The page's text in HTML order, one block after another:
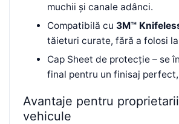
muchii și canale adânci.
Compatibilă cu 3M™
tăieturi curate, fără a folosi
Cap Sheet de protecție – se
final pentru un finisaj
Avantaje pentru
vehicule